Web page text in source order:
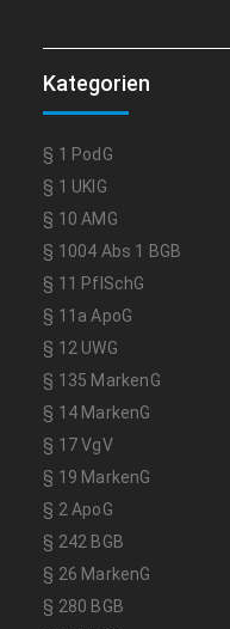
Kategorien
§ 1 PodG
§ 1 UKlG
§ 10 AMG
§ 1004 Abs 1 BGB
§ 11 PflSchG
§ 11a ApoG
§ 12 UWG
§ 135 MarkenG
§ 14 MarkenG
§ 17 VgV
§ 19 MarkenG
§ 2 ApoG
§ 242 BGB
§ 26 MarkenG
§ 280 BGB